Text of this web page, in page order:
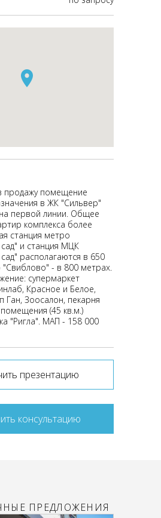
продажу помещение
в ЖК "Сильвер"
первой линии. Общее
комплекса более
станция метро
и станция МЦК
располагаются в 650
- в 800 метрах.
супермаркет
Красное и Белое,
Зоосалон, пекарня
помещения (45 кв.м.)
"Ригла". МАП - 158 000
презентацию
консультацию
ПРЕДЛОЖЕНИЯ